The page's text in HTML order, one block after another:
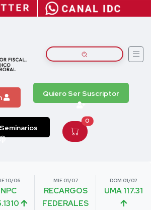
Quiero Ser Suscriptor
Seminarios
0
10/06 MIE 01/07
RECARGOS
FEDERALES
DOM 01/02
UMA 117.31